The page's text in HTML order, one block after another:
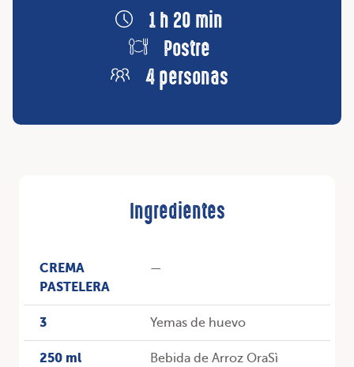
1 h 20 min
Postre
4 personas
Ingredientes
CREMA
PASTELERA
—
3 Yemas de huevo
250 ml Bebida de Arroz OraSì